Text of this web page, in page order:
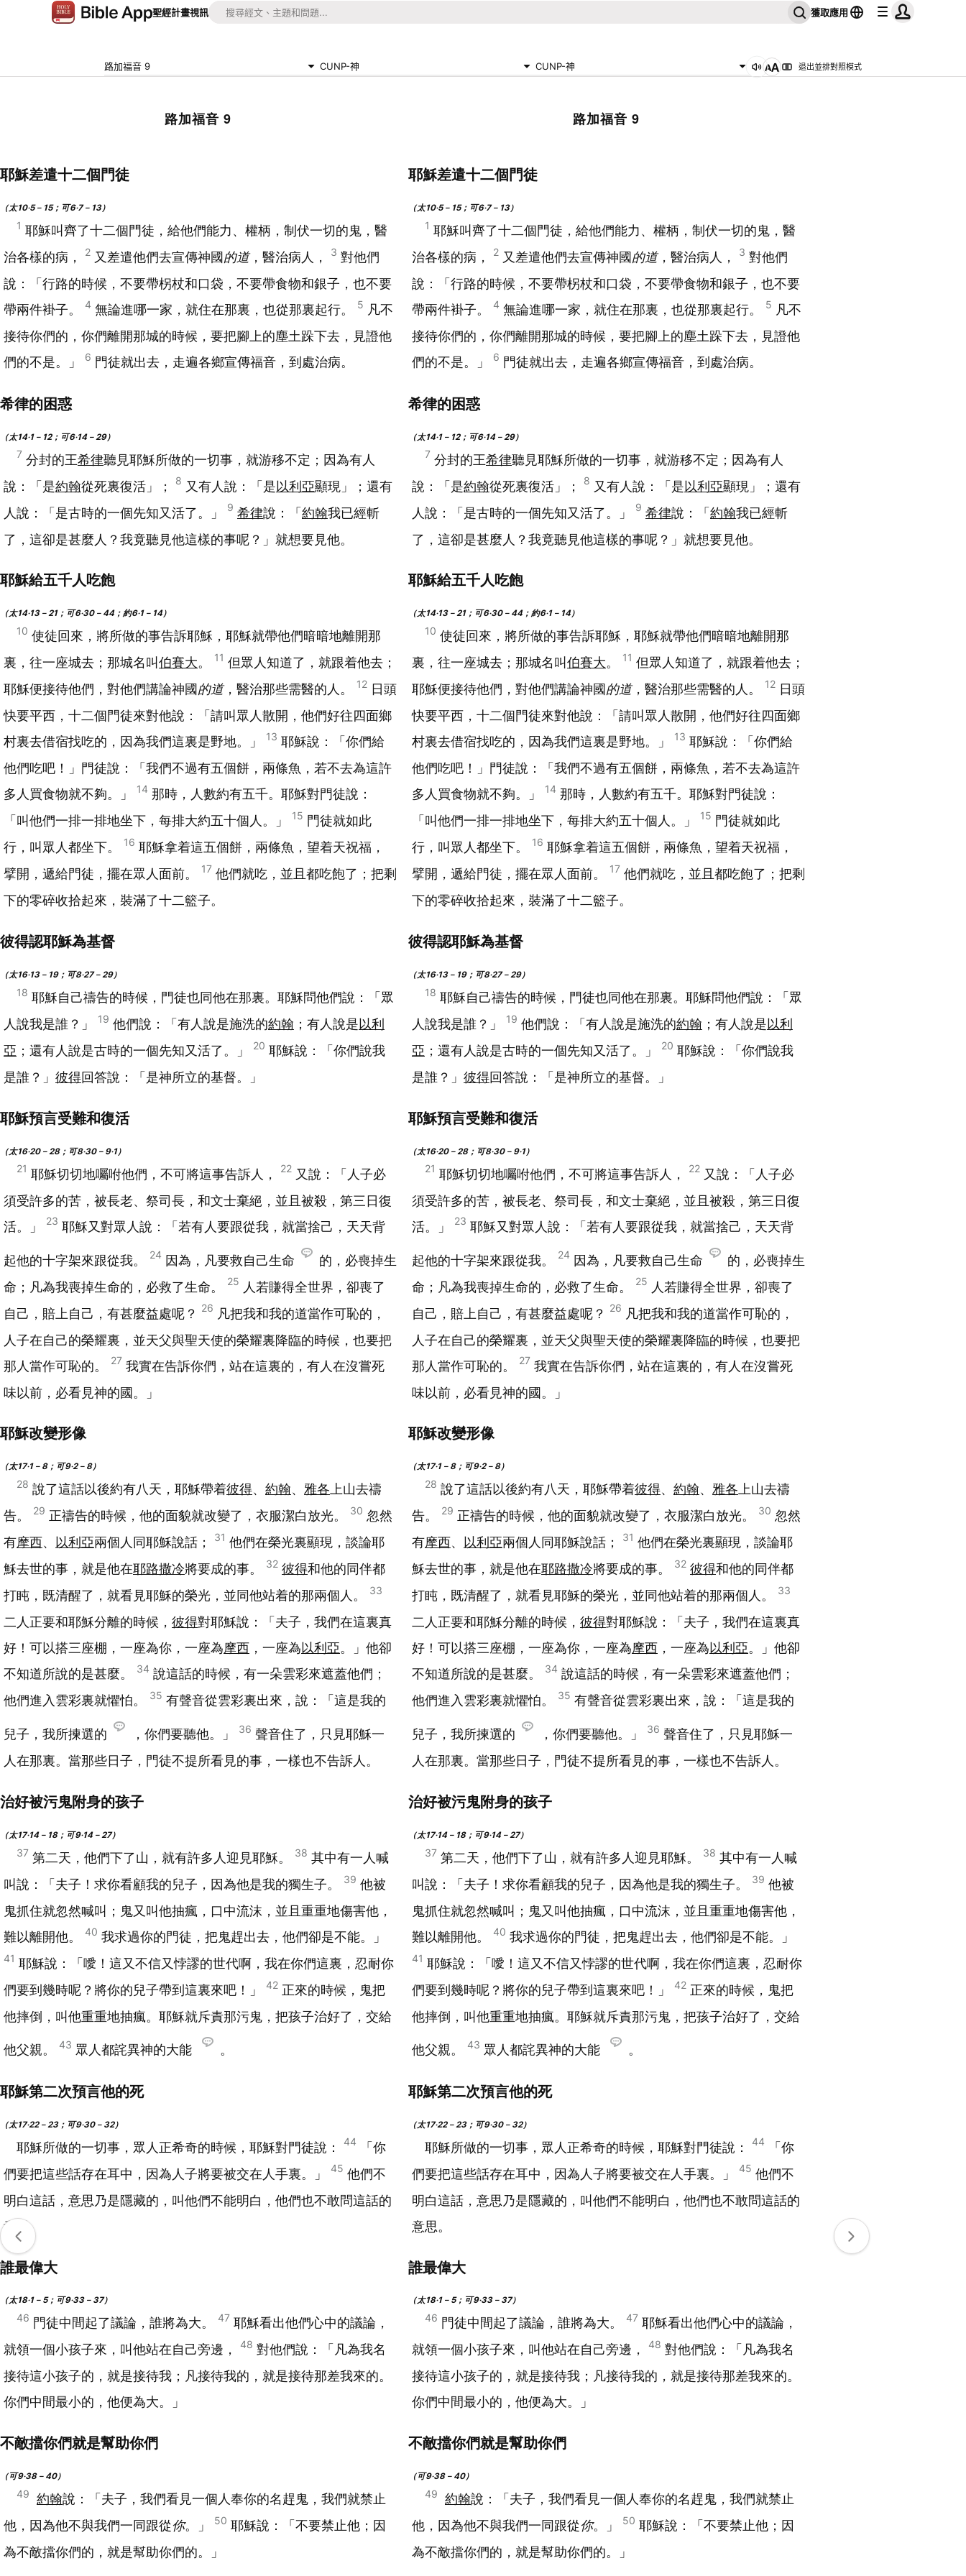
聖經計畫視訊 獲取應用
路加福音 9 CUNP-神 CUNP-神 退出並排對照模式
路加福音 9
耶穌差遣十二個門徒
（太10‧5－15；可6‧7－13）
1 耶穌叫齊了十二個門徒，給他們能力、權柄，制伏一切的鬼，醫
治各樣的病，
2 又差遣他們去宣傳神國的道，醫治病人， 3 對他們
說：「行路的時候，不要帶柺杖和口袋，不要帶食物和銀子，也不要
帶兩件褂子。
4 無論進哪一家，就住在那裏，也從那裏起行。 5 凡不
接待你們的，你們離開那城的時候，要把腳上的塵土跺下去，見證他
們的不是。」
6 門徒就出去，走遍各鄉宣傳福音，到處治病。
希律的困惑
（太14‧1－12；可6‧14－29）
7 分封的王希律聽見耶穌所做的一切事，就游移不定；因為有人
說：「是約翰從死裏復活」； 8 又有人說：「是以利亞顯現」；還有
人說：「是古時的一個先知又活了。」
9 希律說：「約翰我已經斬
了，這卻是甚麼人？我竟聽見他這樣的事呢？」就想要見他。
耶穌給五千人吃飽
（太14‧13－21；可6‧30－44；約6‧1－14）
10 使徒回來，將所做的事告訴耶穌，耶穌就帶他們暗暗地離開那
裏，往一座城去；那城名叫伯賽大。 11 但眾人知道了，就跟着他去；
耶穌便接待他們，對他們講論神國的道，醫治那些需醫的人。 12 日頭
快要平西，十二個門徒來對他說：「請叫眾人散開，他們好往四面鄉
村裏去借宿找吃的，因為我們這裏是野地。」
13 耶穌說：「你們給
他們吃吧！」門徒說：「我們不過有五個餅，兩條魚，若不去為這許
多人買食物就不夠。」
14 那時，人數約有五千。耶穌對門徒說：
「叫他們一排一排地坐下，每排大約五十個人。」
15 門徒就如此
行，叫眾人都坐下。
16 耶穌拿着這五個餅，兩條魚，望着天祝福，
擘開，遞給門徒，擺在眾人面前。
17 他們就吃，並且都吃飽了；把剩
下的零碎收拾起來，裝滿了十二籃子。
彼得認耶穌為基督
（太16‧13－19；可8‧27－29）
18 耶穌自己禱告的時候，門徒也同他在那裏。耶穌問他們說：「眾
人說我是誰？」
19 他們說：「有人說是施洗的約翰 ；有人說是以利
亞 ；還有人說是古時的一個先知又活了。」 20 耶穌說：「你們說我
是誰？」 彼得回答說：「是神所立的基督。」
耶穌預言受難和復活
（太16‧20－28；可8‧30－9‧1）
21 耶穌切切地囑咐他們，不可將這事告訴人， 22 又說：「人子必
須受許多的苦，被長老、祭司長，和文士棄絕，並且被殺，第三日復
活。」
23 耶穌又對眾人說：「若有人要跟從我，就當捨己，天天背
起他的十字架來跟從我。 24 因為，凡要救自己生命
的，必喪掉生
命；凡為我喪掉生命的，必救了生命。
25 人若賺得全世界，卻喪了
自己，賠上自己，有甚麼益處呢？
26 凡把我和我的道當作可恥的，
人子在自己的榮耀裏，並天父與聖天使的榮耀裏降臨的時候，也要把
那人當作可恥的。
27 我實在告訴你們，站在這裏的，有人在沒嘗死
味以前，必看見神的國。」
耶穌改變形像
（太17‧1－8；可9‧2－8）
28 說了這話以後約有八天，耶穌帶着彼得、 約翰、 雅各上山去禱
告。
29 正禱告的時候，他的面貌就改變了，衣服潔白放光。 30 忽然
有摩西、 以利亞兩個人同耶穌說話； 31 他們在榮光裏顯現，談論耶
穌去世的事，就是他在耶路撒冷將要成的事。 32 彼得和他的同伴都
打盹，既清醒了，就看見耶穌的榮光，並同他站着的那兩個人。
33
二人正要和耶穌分離的時候， 彼得對耶穌說：「夫子，我們在這裏真
好！可以搭三座棚，一座為你，一座為摩西 ，一座為以利亞。」他卻
不知道所說的是甚麼。
34 說這話的時候，有一朵雲彩來遮蓋他們；
他們進入雲彩裏就懼怕。
35 有聲音從雲彩裏出來，說：「這是我的
兒子，我所揀選的 ，你們要聽他。」 36 聲音住了，只見耶穌一
人在那裏。當那些日子，門徒不提所看見的事，一樣也不告訴人。
治好被污鬼附身的孩子
（太17‧14－18；可9‧14－27）
37 第二天，他們下了山，就有許多人迎見耶穌。 38 其中有一人喊
叫說：「夫子！求你看顧我的兒子，因為他是我的獨生子。
39 他被
鬼抓住就忽然喊叫；鬼又叫他抽瘋，口中流沫，並且重重地傷害他，
難以離開他。
40 我求過你的門徒，把鬼趕出去，他們卻是不能。」
41 耶穌說：「噯！這又不信又悖謬的世代啊，我在你們這裏，忍耐你
們要到幾時呢？將你的兒子帶到這裏來吧！」
42 正來的時候，鬼把
他摔倒，叫他重重地抽瘋。耶穌就斥責那污鬼，把孩子治好了，交給
他父親。 43 眾人都詫異神的大能 。
耶穌第二次預言他的死
（太17‧22－23；可9‧30－32）
耶穌所做的一切事，眾人正希奇的時候，耶穌對門徒說： 44
「你
們要把這些話存在耳中，因為人子將要被交在人手裏。」
45 他們不
明白這話，意思乃是隱藏的，叫他們不能明白，他們也不敢問這話的
意思。
誰最偉大
（太18‧1－5；可9‧33－37）
46 門徒中間起了議論，誰將為大。 47 耶穌看出他們心中的議論，
就領一個小孩子來，叫他站在自己旁邊，
48 對他們說：「凡為我名
接待這小孩子的，就是接待我；凡接待我的，就是接待那差我來的。
你們中間最小的，他便為大。」
不敵擋你們就是幫助你們
（可9‧38－40）
49 約翰說：「夫子，我們看見一個人奉你的名趕鬼，我們就禁止
他，因為他不與我們一同跟從你。」 50 耶穌說：「不要禁止他；因
為不敵擋你們的，就是幫助你們的。」
路加福音 9
耶穌差遣十二個門徒
（太10‧5－15；可6‧7－13）
1 耶穌叫齊了十二個門徒，給他們能力、權柄，制伏一切的鬼，醫
治各樣的病，
2 又差遣他們去宣傳神國的道，醫治病人， 3 對他們
說：「行路的時候，不要帶柺杖和口袋，不要帶食物和銀子，也不要
帶兩件褂子。
4 無論進哪一家，就住在那裏，也從那裏起行。 5 凡不
接待你們的，你們離開那城的時候，要把腳上的塵土跺下去，見證他
們的不是。」
6 門徒就出去，走遍各鄉宣傳福音，到處治病。
希律的困惑
（太14‧1－12；可6‧14－29）
7 分封的王希律聽見耶穌所做的一切事，就游移不定；因為有人
說：「是約翰從死裏復活」； 8 又有人說：「是以利亞顯現」；還有
人說：「是古時的一個先知又活了。」
9 希律說：「約翰我已經斬
了，這卻是甚麼人？我竟聽見他這樣的事呢？」就想要見他。
耶穌給五千人吃飽
（太14‧13－21；可6‧30－44；約6‧1－14）
10 使徒回來，將所做的事告訴耶穌，耶穌就帶他們暗暗地離開那
裏，往一座城去；那城名叫伯賽大。 11 但眾人知道了，就跟着他去；
耶穌便接待他們，對他們講論神國的道，醫治那些需醫的人。 12 日頭
快要平西，十二個門徒來對他說：「請叫眾人散開，他們好往四面鄉
村裏去借宿找吃的，因為我們這裏是野地。」
13 耶穌說：「你們給
他們吃吧！」門徒說：「我們不過有五個餅，兩條魚，若不去為這許
多人買食物就不夠。」
14 那時，人數約有五千。耶穌對門徒說：
「叫他們一排一排地坐下，每排大約五十個人。」
15 門徒就如此
行，叫眾人都坐下。
16 耶穌拿着這五個餅，兩條魚，望着天祝福，
擘開，遞給門徒，擺在眾人面前。
17 他們就吃，並且都吃飽了；把剩
下的零碎收拾起來，裝滿了十二籃子。
彼得認耶穌為基督
（太16‧13－19；可8‧27－29）
18 耶穌自己禱告的時候，門徒也同他在那裏。耶穌問他們說：「眾
人說我是誰？」
19 他們說：「有人說是施洗的約翰 ；有人說是以利
亞 ；還有人說是古時的一個先知又活了。」 20 耶穌說：「你們說我
是誰？」 彼得回答說：「是神所立的基督。」
耶穌預言受難和復活
（太16‧20－28；可8‧30－9‧1）
21 耶穌切切地囑咐他們，不可將這事告訴人， 22 又說：「人子必
須受許多的苦，被長老、祭司長，和文士棄絕，並且被殺，第三日復
活。」
23 耶穌又對眾人說：「若有人要跟從我，就當捨己，天天背
起他的十字架來跟從我。 24 因為，凡要救自己生命
的，必喪掉生
命；凡為我喪掉生命的，必救了生命。
25 人若賺得全世界，卻喪了
自己，賠上自己，有甚麼益處呢？
26 凡把我和我的道當作可恥的，
人子在自己的榮耀裏，並天父與聖天使的榮耀裏降臨的時候，也要把
那人當作可恥的。
27 我實在告訴你們，站在這裏的，有人在沒嘗死
味以前，必看見神的國。」
耶穌改變形像
（太17‧1－8；可9‧2－8）
28 說了這話以後約有八天，耶穌帶着彼得、 約翰、 雅各上山去禱
告。
29 正禱告的時候，他的面貌就改變了，衣服潔白放光。 30 忽然
有摩西、 以利亞兩個人同耶穌說話； 31 他們在榮光裏顯現，談論耶
穌去世的事，就是他在耶路撒冷將要成的事。 32 彼得和他的同伴都
打盹，既清醒了，就看見耶穌的榮光，並同他站着的那兩個人。
33
二人正要和耶穌分離的時候， 彼得對耶穌說：「夫子，我們在這裏真
好！可以搭三座棚，一座為你，一座為摩西，一座為以利亞。」他卻
不知道所說的是甚麼。
34 說這話的時候，有一朵雲彩來遮蓋他們；
他們進入雲彩裏就懼怕。
35 有聲音從雲彩裏出來，說：「這是我的
兒子，我所揀選的 ，你們要聽他。」 36 聲音住了，只見耶穌一
人在那裏。當那些日子，門徒不提所看見的事，一樣也不告訴人。
治好被污鬼附身的孩子
（太17‧14－18；可9‧14－27）
37 第二天，他們下了山，就有許多人迎見耶穌。 38 其中有一人喊
叫說：「夫子！求你看顧我的兒子，因為他是我的獨生子。
39 他被
鬼抓住就忽然喊叫；鬼又叫他抽瘋，口中流沫，並且重重地傷害他，
難以離開他。
40 我求過你的門徒，把鬼趕出去，他們卻是不能。」
41 耶穌說：「噯！這又不信又悖謬的世代啊，我在你們這裏，忍耐你
們要到幾時呢？將你的兒子帶到這裏來吧！」
42 正來的時候，鬼把
他摔倒，叫他重重地抽瘋。耶穌就斥責那污鬼，把孩子治好了，交給
他父親。 43 眾人都詫異神的大能 。
耶穌第二次預言他的死
（太17‧22－23；可9‧30－32）
耶穌所做的一切事，眾人正希奇的時候，耶穌對門徒說： 44
「你
們要把這些話存在耳中，因為人子將要被交在人手裏。」
45 他們不
明白這話，意思乃是隱藏的，叫他們不能明白，他們也不敢問這話的
意思。
誰最偉大
（太18‧1－5；可9‧33－37）
46 門徒中間起了議論，誰將為大。 47 耶穌看出他們心中的議論，
就領一個小孩子來，叫他站在自己旁邊，
48 對他們說：「凡為我名
接待這小孩子的，就是接待我；凡接待我的，就是接待那差我來的。
你們中間最小的，他便為大。」
不敵擋你們就是幫助你們
（可9‧38－40）
49 約翰說：「夫子，我們看見一個人奉你的名趕鬼，我們就禁止
他，因為他不與我們一同跟從你。」 50 耶穌說：「不要禁止他；因
為不敵擋你們的，就是幫助你們的。」